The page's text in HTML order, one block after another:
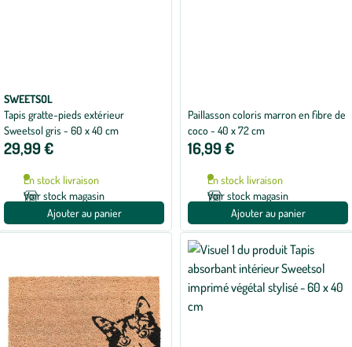
SWEETSOL
Tapis gratte-pieds extérieur
Sweetsol gris - 60 x 40 cm
29,99 €
En stock livraison
Voir stock magasin
Ajouter au panier
Paillasson coloris marron en fibre de
coco - 40 x 72 cm
16,99 €
En stock livraison
Voir stock magasin
Ajouter au panier